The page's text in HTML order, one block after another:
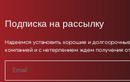
Подписка на рассылку
Надеемся установить хорошие и
компанией и с нетерпением ждем получения от